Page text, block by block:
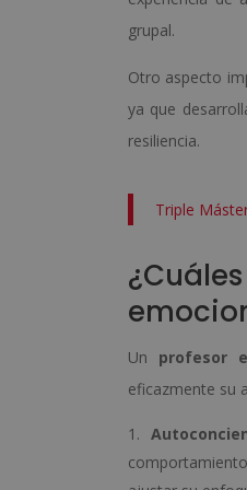
grupal.
Otro aspecto
ya que
resiliencia.
Triple
Un profesor
eficazmente su